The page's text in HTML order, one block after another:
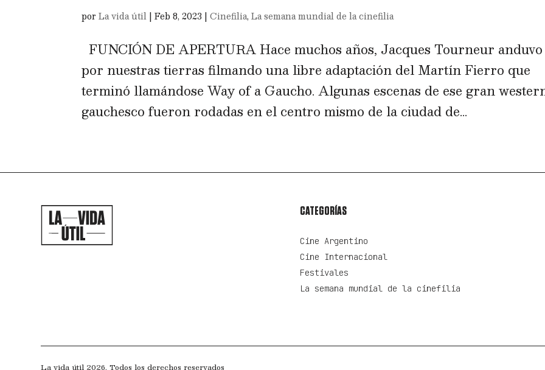
porLa vida útil |Feb 8, 2023 |Cinefilia,La semana mundial de la cinefilia
FUNCIÓN DE APERTURA Hace muchos años, Jacques Tourneur anduvo
por nuestras tierras filmando una libre adaptación del Martín Fierro que
terminó llamándose Way of a Gaucho. Algunas escenas de ese gran
gauchesco fueron rodadas en el centro mismo de la ciudad de...
CATEGORÍAS
Cine Argentino
Cine Internacional
Festivales
La semana mundial de la cinefilia
La vida útil 2026. Todos los derechos reservados